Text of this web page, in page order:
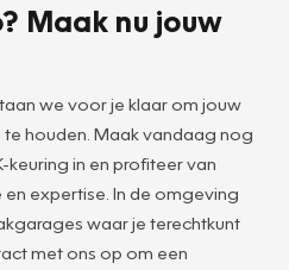
Maak nu jouw
we voor je klaar om jouw
houden. Maak vandaag nog
keuring in en profiteer van
expertise. In de omgeving
waar je terechtkunt
met ons op om een
7